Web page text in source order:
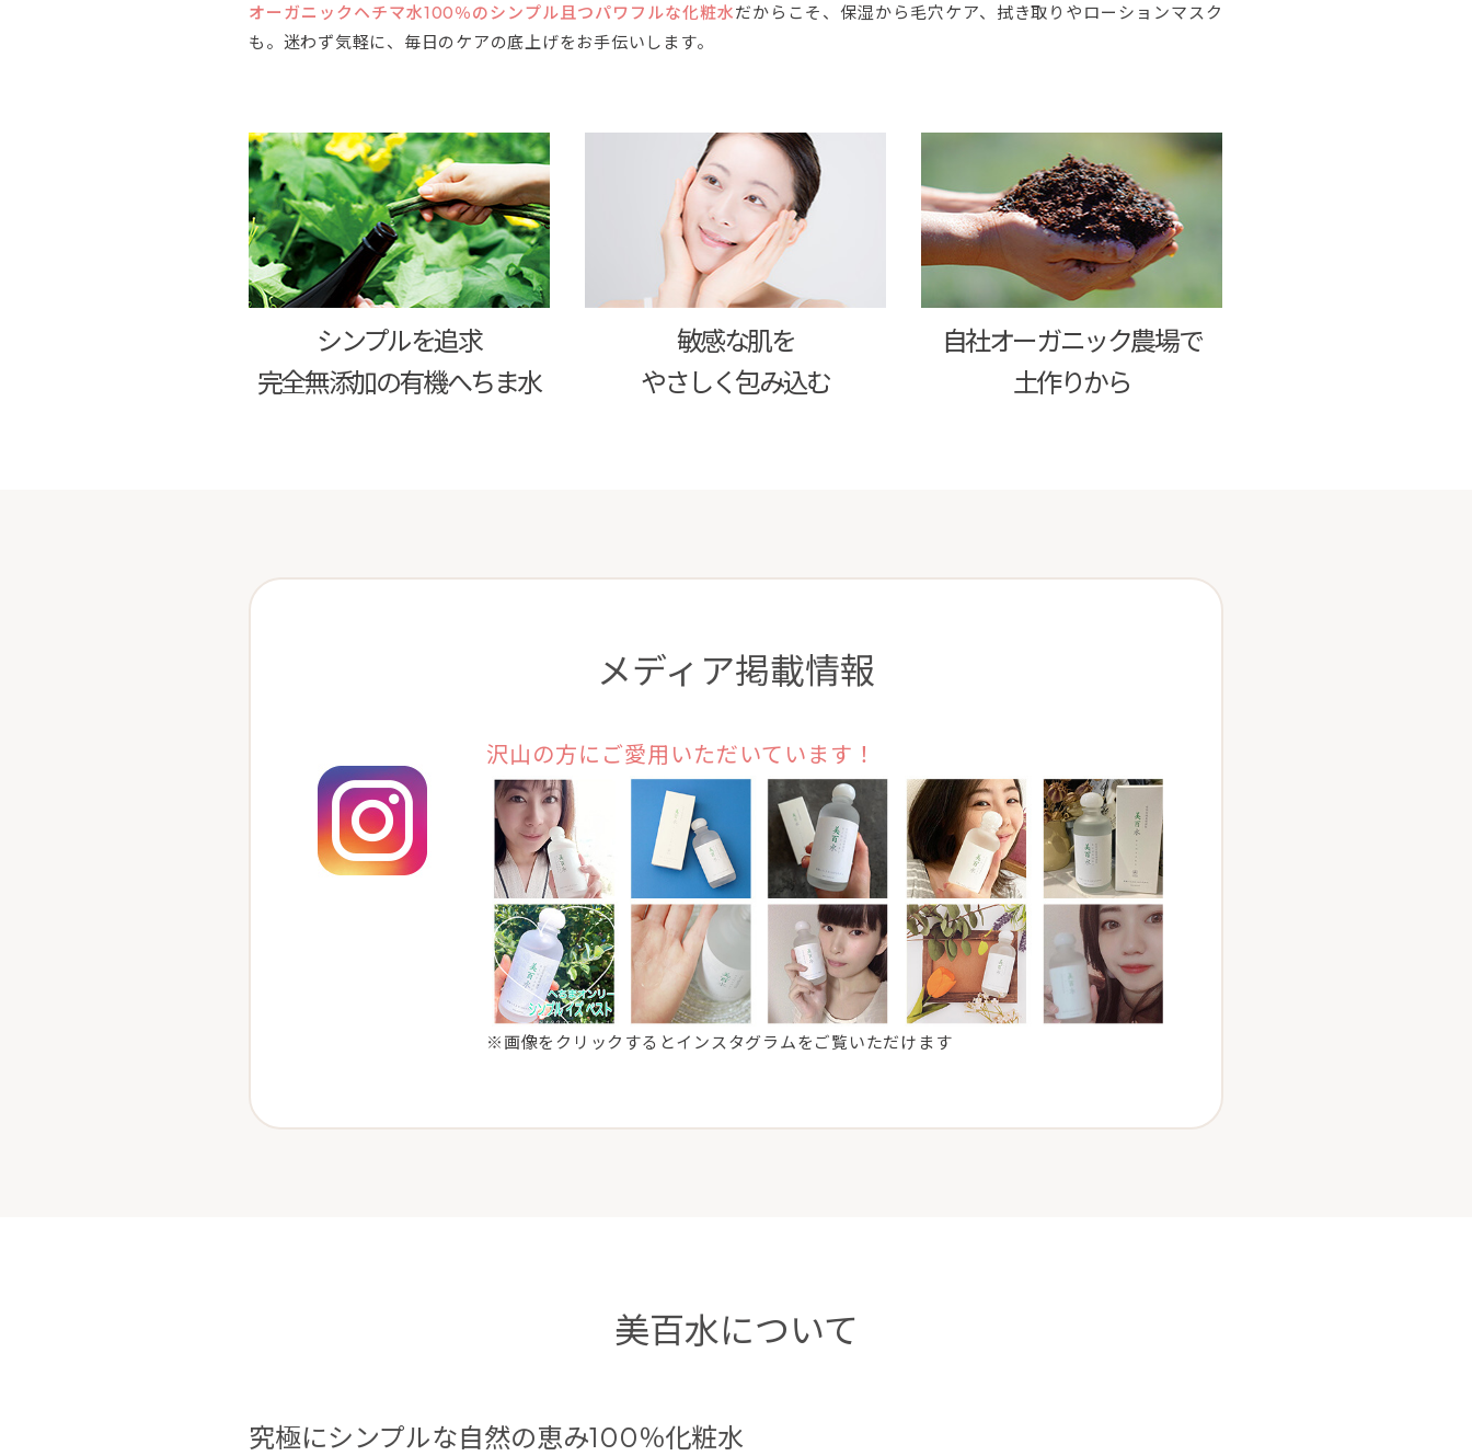
オーガニックヘチマ水100％のシンプル且つパワフルな化粧水だからこそ、保湿から毛穴ケア、拭き取りやローションマスク
も。迷わず気軽に、毎日のケアの底上げをお手伝いします。
シンプルを追求
完全無添加の有機へちま水
敏感な肌を
やさしく包み込む
自社オーガニック農場で
土作りから
メディア掲載情報
沢山の方にご愛用いただいています！
※画像をクリックするとインスタグラムをご覧いただけます
美百水について
究極にシンプルな自然の恵み100％化粧水